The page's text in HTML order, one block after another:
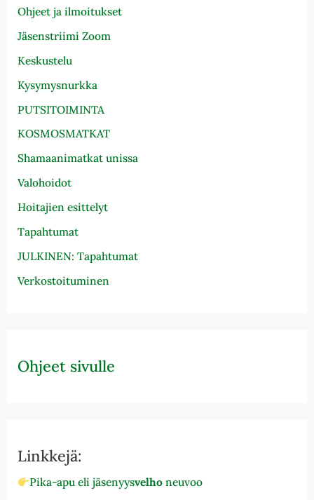
Ohjeet ja ilmoitukset
Jäsenstriimi Zoom
Keskustelu
Kysymysnurkka
PUTSITOIMINTA
KOSMOSMATKAT
Shamaanimatkat unissa
Valohoidot
Hoitajien esittelyt
Tapahtumat
JULKINEN: Tapahtumat
Verkostoituminen
Ohjeet sivulle
Linkkejä:
Pika-apu eli jäsenyysvelho neuvoo